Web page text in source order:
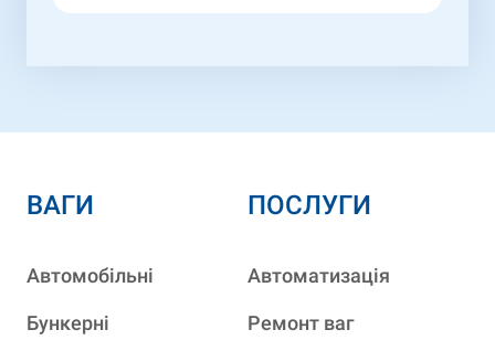
ВАГИ
Автомобільні
Бункерні
ПОСЛУГИ
Автоматизація
Ремонт ваг